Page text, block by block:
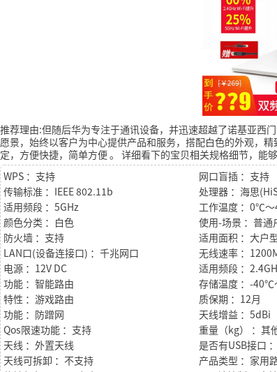
推荐理由:但随后华为专注于通讯设备，并迅速超越了诺基亚
愿景，始终以客户为中心提供产品和服务，搭配白色的外观，精
定，方便快捷，简单方便。 详细看下的宝贝相关规格细节，能
WPS ：支持
网口盲插 ：支持
传输标准 ：IEEE 802.11b
处理器 ：海思
适用频段 ：5GHz
工作温度 ：0℃
颜色分类 ：白色
使用-场景 ：普通
防火墙 ：支持
适用面积 ：大户
LAN口(设备连接口) ：千兆网口
无线速率 ：
电源 ：12V DC
适用频段 ：
功能 ：智能路由
特性 ：游戏路由
质保期 ：12月
功能 ：防蹭网
天线增益 ：5dBi
Qos限速功能 ：支持
重量（kg） ：其
天线 ：外置天线
是否有USB接口
天线可拆卸 ：不支持
产品类型 ：家用